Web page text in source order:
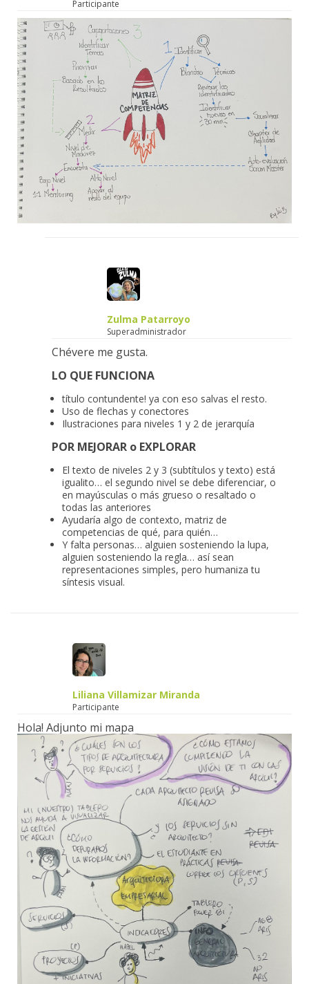
Participante
Zulma Patarroyo
Superadministrador
Chévere me gusta.
LO QUE FUNCIONA
título contundente! ya con eso salvas el resto.
Uso de flechas y conectores
Ilustraciones para niveles 1 y 2 de jerarquía
POR MEJORAR o EXPLORAR
El texto de niveles 2 y 3 (subtítulos y texto) está
igualito… el segundo nivel se debe diferenciar, o
en mayúsculas o más grueso o resaltado o
todas las anteriores
Ayudaría algo de contexto, matriz de
competencias de qué, para quién…
Y falta personas… alguien sosteniendo la lupa,
alguien sosteniendo la regla… así sean
representaciones simples, pero humaniza tu
síntesis visual.
Liliana Villamizar Miranda
Participante
Hola! Adjunto mi mapa